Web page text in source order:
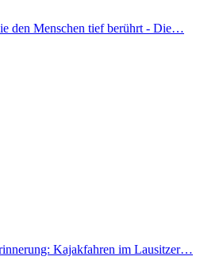
den Menschen tief berührt - Die…
Kajakfahren im Lausitzer…